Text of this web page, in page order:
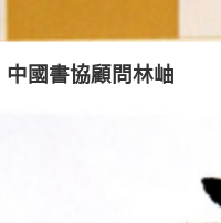
中國書協顧問林岫